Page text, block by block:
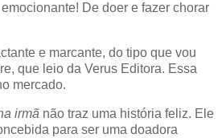
De doer e fazer chorar
e marcante, do tipo que vou
que leio da Verus Editora. Essa
mercado.
irmã não traz uma história feliz. Ele
para ser uma doadora